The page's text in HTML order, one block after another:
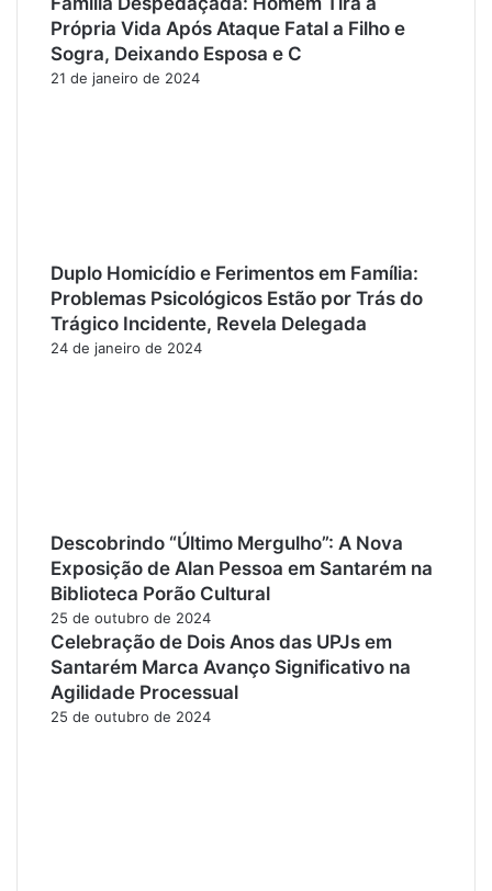
Própria Vida Após Ataque Fatal a Filho e
Sogra, Deixando Esposa e C
21 de janeiro de 2024
Duplo Homicídio e Ferimentos em Família:
Problemas Psicológicos Estão por Trás do
Trágico Incidente, Revela Delegada
24 de janeiro de 2024
Descobrindo “Último Mergulho”: A Nova
Exposição de Alan Pessoa em Santarém na
Biblioteca Porão Cultural
25 de outubro de 2024
Celebração de Dois Anos das UPJs em
Santarém Marca Avanço Significativo na
Agilidade Processual
25 de outubro de 2024